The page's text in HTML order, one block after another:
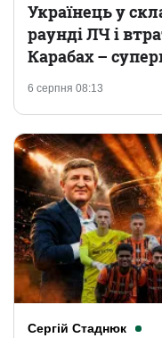
6 серпня 08:13
Українець у
раунді ЛЧ і
Карабах –
Сергій Стаднюк